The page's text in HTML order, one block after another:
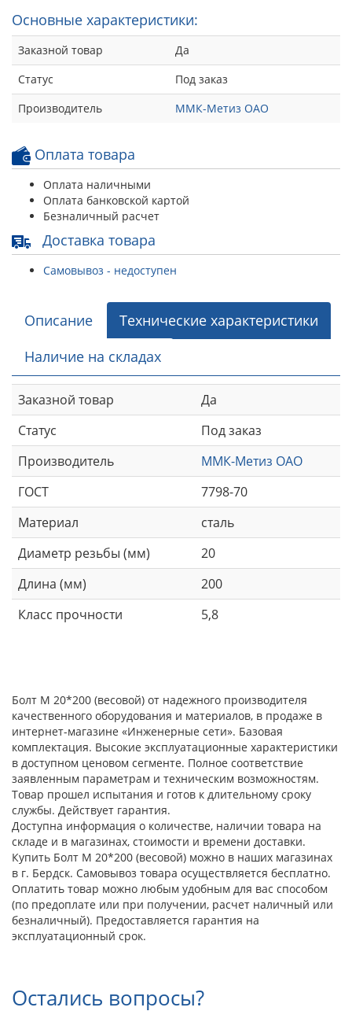
Основные характеристики:
Заказной товар
Да
Статус
Под заказ
Производитель
ММК-Метиз ОАО
Оплата товара
Оплата наличными
Оплата банковской картой
Безналичный расчет
Доставка товара
Самовывоз - недоступен
Описание
Технические характеристики
Наличие на складах
Заказной товар
Да
Статус
Под заказ
Производитель
ММК-Метиз ОАО
ГОСТ
7798-70
Материал
сталь
Диаметр резьбы (мм)
20
Длина (мм)
200
Класс прочности
5,8
Болт М 20*200 (весовой) от надежного производителя
качественного оборудования и материалов, в продаже в
интернет-магазине «Инженерные сети». Базовая
комплектация. Высокие эксплуатационные характеристики
в доступном ценовом сегменте. Полное соответствие
заявленным параметрам и техническим возможностям.
Товар прошел испытания и готов к длительному сроку
службы. Действует гарантия.
Доступна информация о количестве, наличии товара на
складе и в магазинах, стоимости и времени доставки.
Купить Болт М 20*200 (весовой) можно в наших магазинах
в г. Бердск. Самовывоз товара осуществляется бесплатно.
Оплатить товар можно любым удобным для вас способом
(по предоплате или при получении, расчет наличный или
безналичный). Предоставляется гарантия на
эксплуатационный срок.
Остались вопросы?